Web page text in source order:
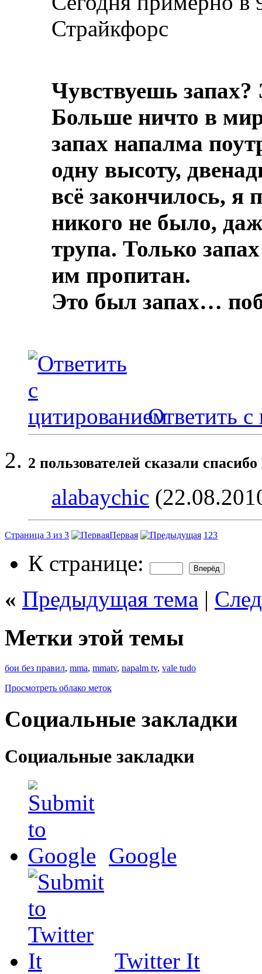
Страйкфорс
Чувствуешь
Больше ничто в
запах напалма
одну высоту,
всё закончилось, я
никого не было,
трупа. Только
им пропитан.
Это был запах…
Ответить с
2 пользователей сказали
alabaychic
Страница 3 из 3 Первая 1 23
К странице:
« Предыдущая тема |
Метки этой темы
бои без правил, mma, mmatv, napalm tv, vale tudo
Просмотреть облако меток
Социальные закладки
Социальные закладки
Google
Twitter It